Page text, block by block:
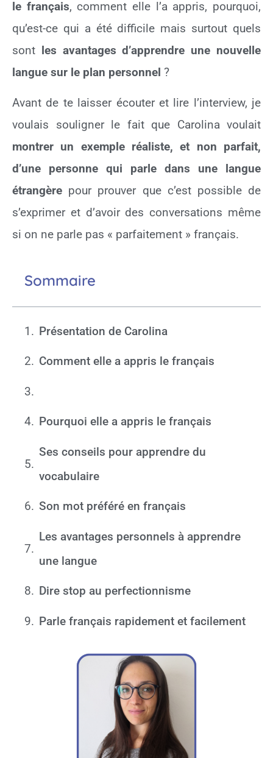
le français, comment elle l’a appris, pourquoi,
qu’est-ce qui a été difficile mais surtout quels
sont les avantages d’apprendre une nouvelle
langue sur le plan personnel ?
Avant de te laisser écouter et lire l’interview, je
voulais souligner le fait que Carolina voulait
montrer un exemple réaliste, et non parfait,
d’une personne qui parle dans une langue
étrangère pour prouver que c’est possible de
s’exprimer et d’avoir des conversations même
si on ne parle pas « parfaitement » français.
Sommaire
Présentation de Carolina
Comment elle a appris le français
Pourquoi elle a appris le français
Ses conseils pour apprendre du
vocabulaire
Son mot préféré en français
Les avantages personnels à apprendre
une langue
Dire stop au perfectionnisme
Parle français rapidement et facilement